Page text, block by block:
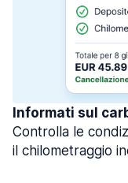
Informati sul
Controlla le
il chilometraggio